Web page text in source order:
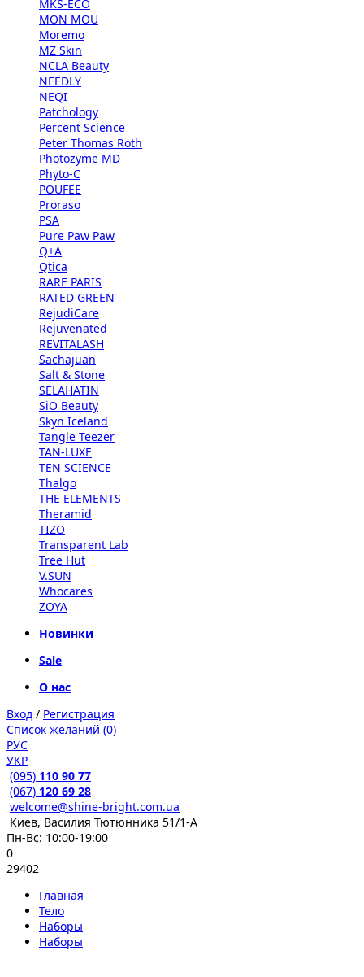
MKS-ECO
MON MOU
Moremo
MZ Skin
NCLA Beauty
NEEDLY
NEQI
Patchology
Percent Science
Peter Thomas Roth
Photozyme MD
Phyto-C
POUFEE
Proraso
PSA
Pure Paw Paw
Q+A
Qtica
RARE PARIS
RATED GREEN
RejudiCare
Rejuvenated
REVITALASH
Sachajuan
Salt & Stone
SELAHATIN
SiO Beauty
Skyn Iceland
Tangle Teezer
TAN-LUXE
TEN SCIENCE
Thalgo
THE ELEMENTS
Theramid
TIZO
Transparent Lab
Tree Hut
V.SUN
Whocares
ZOYA
Новинки
Sale
О нас
Вход / Регистрация
Список желаний (0)
РУС
УКР
(095) 110 90 77
(067) 120 69 28
welcome@shine-bright.com.ua
Киев, Василия Тютюнника 51/1-А
Пн-Вс: 10:00-19:00
0
29402
Главная
Тело
Наборы
Наборы